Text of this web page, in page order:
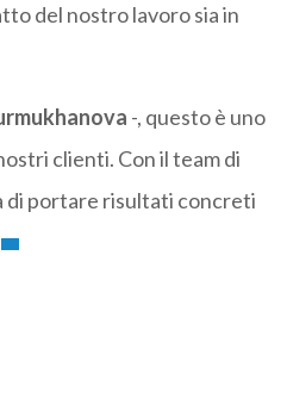
del nostro lavoro sia in
-, questo è uno
clienti. Con il team di
di portare risultati concreti